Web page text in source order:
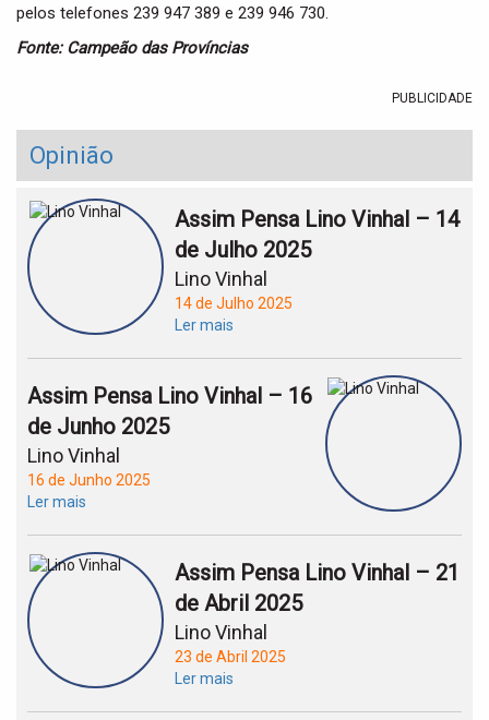
pelos telefones 239 947 389 e 239 946 730.
Fonte: Campeão das Províncias
PUBLICIDADE
Opinião
Assim Pensa Lino Vinhal – 14
de Julho 2025
Lino Vinhal
14 de Julho 2025
Ler mais
Assim Pensa Lino Vinhal – 16
de Junho 2025
Lino Vinhal
16 de Junho 2025
Ler mais
Assim Pensa Lino Vinhal – 21
de Abril 2025
Lino Vinhal
23 de Abril 2025
Ler mais